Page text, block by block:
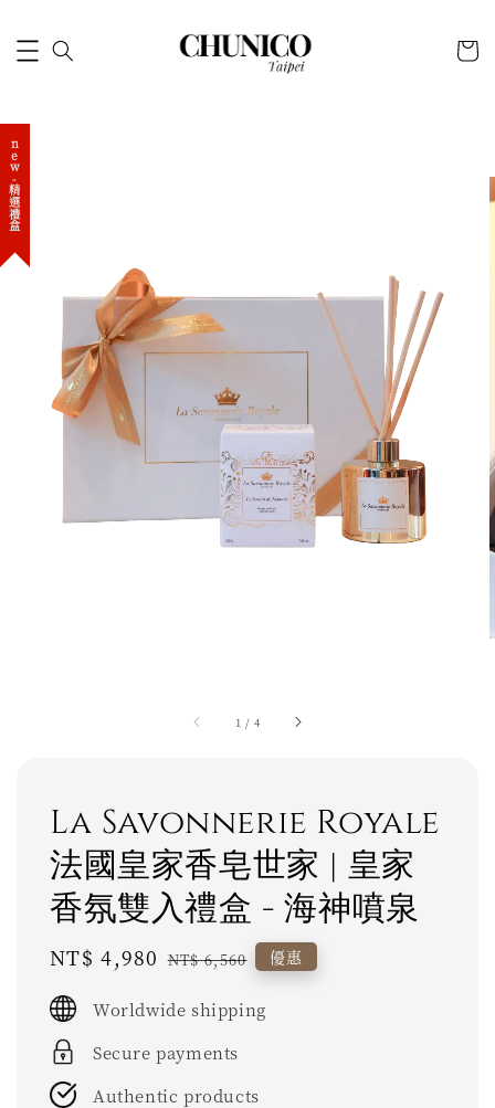
1 / 4
new-精選禮盒
La Savonnerie Royale
法國皇家香皂世家 | 皇家
香氛雙入禮盒 - 海神噴泉
Sale
NT$ 4,980 Regular
NT$ 6,560 優惠
Worldwide shipping
Secure payments
Authentic products